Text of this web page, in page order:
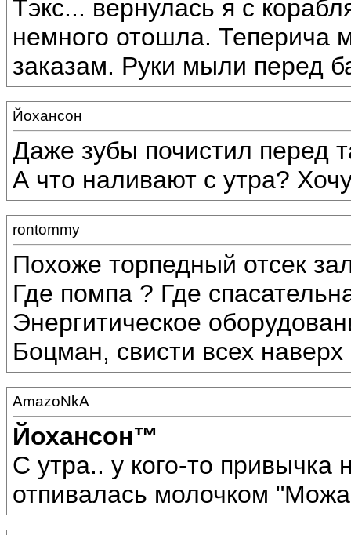
Тэкс... вернулась я с
немного отошла. Теперича
заказам. Руки мыли перед
Йохансон
Даже зубы почистил перед
А что наливают с утра?
rontommy
Похоже торпедный отсек
Где помпа ? Где
Энергитическое
Боцман, свисти всех наверх
AmazoNkA
Йохансон™
С утра.. у кого-то привычка
отпивалась молочком